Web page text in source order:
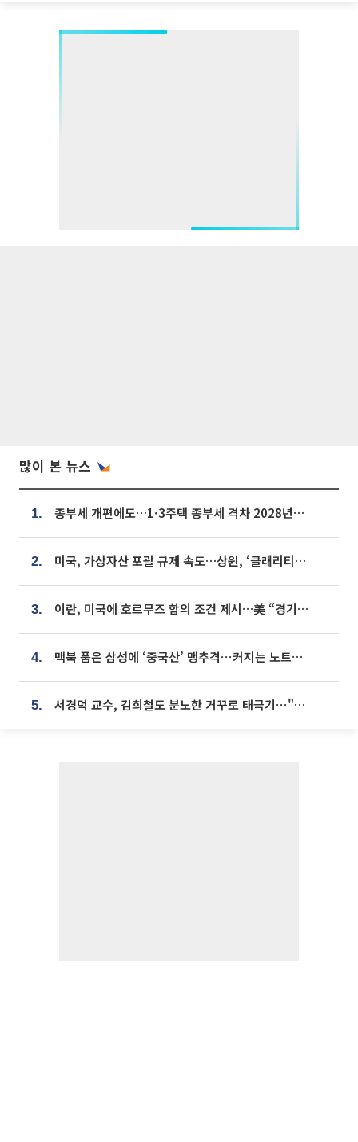
많이 본 뉴스
1. 종부세 개편에도…1·3주택 종부세 격차 2028년부터 확대
2. 미국, 가상자산 포괄 규제 속도…상원, ‘클래리티법’ 9월 절차투표 추진
3. 이란, 미국에 호르무즈 합의 조건 제시…美 “경기 아직 안 끝나” [종합]
4. 맥북 품은 삼성에 ‘중국산’ 맹추격⋯커지는 노트북 OLED 시장
5. 서경덕 교수, 김희철도 분노한 거꾸로 태극기⋯"엉터리는 아냐, 아쉬울 뿐"